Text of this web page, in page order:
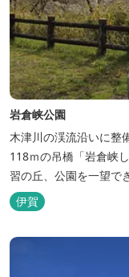
岩倉峡公園
木津川の渓流沿いに整
118ｍの吊橋「岩倉峡
習の丘、公園を一望で
利用できるキャンプ場
やぶっちゃに至る「川
遺構を見ることがで
伊賀